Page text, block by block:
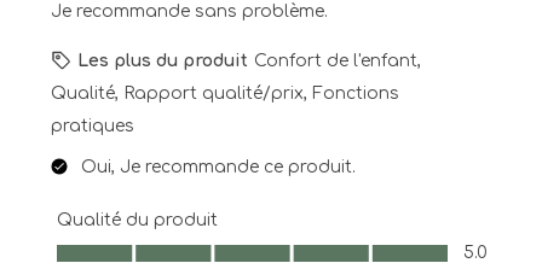
Je recommande sans problème.
Les plus du produit Confort de l'enfant,
Qualité, Rapport qualité/prix, Fonctions
pratiques
Oui, Je recommande ce produit.
Qualité du produit
Qualité du produit, 5.0 sur 5
5.0